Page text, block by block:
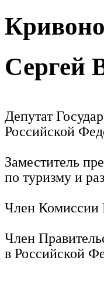
Сергей
Депутат
Российской
Заместитель
по туризму и
Член Комиссии
Член
в Российской